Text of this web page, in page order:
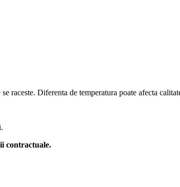
raceste. Diferenta de temperatura poate afecta
contractuale.